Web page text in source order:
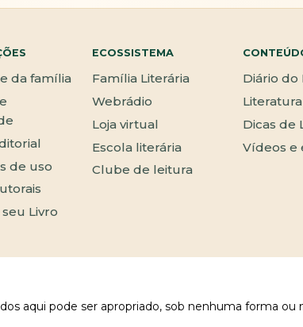
da família
de uso
Livro
ECOSSISTEMA
Família Literária
Webrádio
Loja virtual
Escola literária
Clube de leitura
Diário do
Literatura
Dicas de
Vídeos e
aqui pode ser apropriado, sob nenhuma forma ou